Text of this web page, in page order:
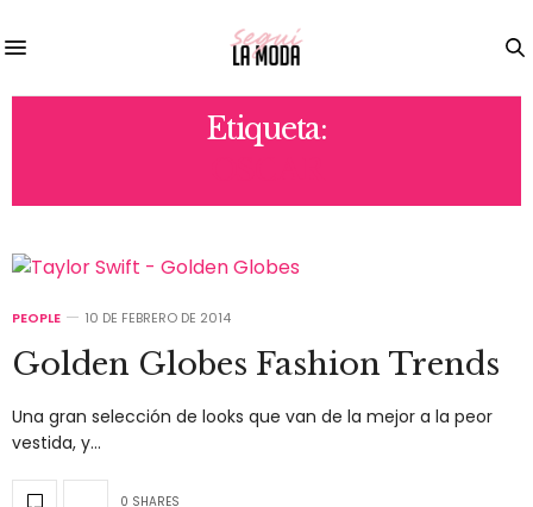
Etiqueta:
PEOPLE 10 DE FEBRERO DE 2014
Golden Globes Fashion Trends
Una gran selección de looks que van de la mejor a la peor
vestida, y…
0 SHARES